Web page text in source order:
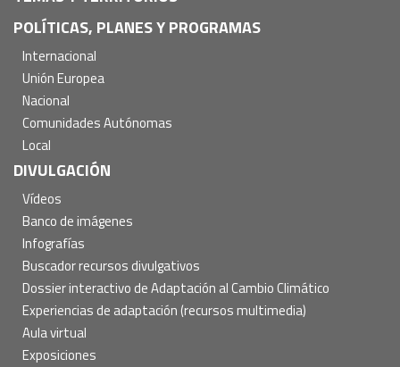
POLÍTICAS, PLANES Y PROGRAMAS
Internacional
Unión Europea
Nacional
Comunidades Autónomas
Local
DIVULGACIÓN
Vídeos
Banco de imágenes
Infografías
Buscador recursos divulgativos
Dossier interactivo de Adaptación al Cambio Climático
Experiencias de adaptación (recursos multimedia)
Aula virtual
Exposiciones